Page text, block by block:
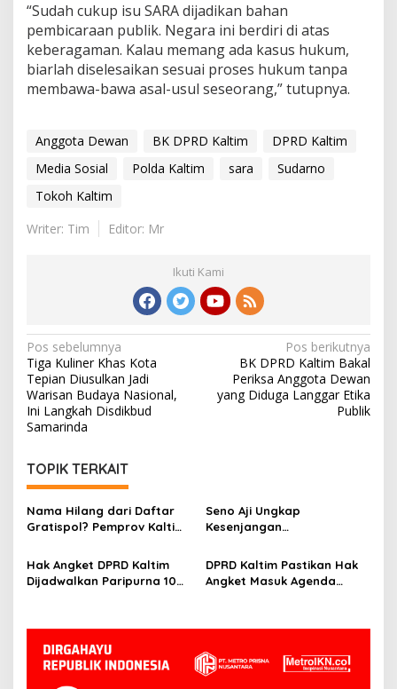
“Sudah cukup isu SARA dijadikan bahan
pembicaraan publik. Negara ini berdiri di atas
keberagaman. Kalau memang ada kasus hukum,
biarlah diselesaikan sesuai proses hukum tanpa
membawa-bawa asal-usul seseorang,” tutupnya.
Anggota Dewan BK DPRD Kaltim
DPRD Kaltim
Media Sosial
Polda Kaltim sara
Sudarno
Tokoh Kaltim
Writer: Tim
Editor: Mr
Ikuti Kami
Navigasi
pos
Pos sebelumnya
Tiga Kuliner Khas Kota
Tepian Diusulkan Jadi
Warisan Budaya Nasional,
Ini Langkah Disdikbud
Samarinda
Pos berikutnya
BK DPRD Kaltim Bakal
Periksa Anggota Dewan
yang Diduga Langgar Etika
Publik
TOPIK TERKAIT
Nama Hilang dari Daftar
Gratispol? Pemprov Kaltim
Penerima
Seno Aji Ungkap
Kesenjangan
Fokus Pembangunan ke
Depan
Hak Angket DPRD Kaltim
Dijadwalkan Paripurna 10
DPRD Kaltim Pastikan Hak
Angket Masuk Agenda